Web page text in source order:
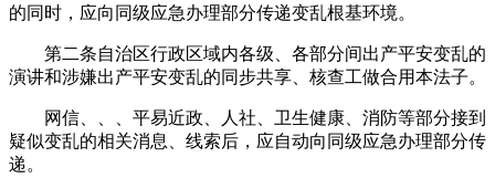
的同时，应向同级应急办理部分传递变乱根基环境。
第二条自治区行政区域内各级、各部分间出产平安变乱的
演讲和涉嫌出产平安变乱的同步共享、核查工做合用本法子。
网信、、、平易近政、人社、卫生健康、消防等部分接到
疑似变乱的相关消息、线索后，应自动向同级应急办理部分传
递。